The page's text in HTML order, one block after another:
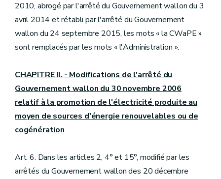
2010, abrogé par l'arrêté du Gouvernement wallon du 3
avril 2014 et rétabli par l'arrêté du Gouvernement
wallon du 24 septembre 2015, les mots « la CWaPE »
sont remplacés par les mots « l'Administration ».
CHAPITRE II. - Modifications de l'arrêté du
Gouvernement wallon du 30 novembre 2006
relatif à la promotion de l'électricité produite au
moyen de sources d'énergie renouvelables ou de
cogénération
Art. 6. Dans les articles 2, 4° et 15°, modifié par les
arrêtés du Gouvernement wallon des 20 décembre